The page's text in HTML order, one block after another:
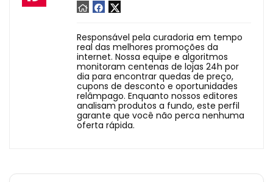
Responsável pela curadoria em tempo
real das melhores promoções da
internet. Nossa equipe e algoritmos
monitoram centenas de lojas 24h por
dia para encontrar quedas de preço,
cupons de desconto e oportunidades
relâmpago. Enquanto nossos editores
analisam produtos a fundo, este perfil
garante que você não perca nenhuma
oferta rápida.